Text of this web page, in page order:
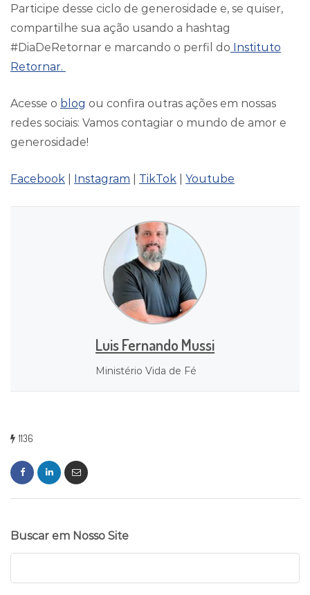
Participe desse ciclo de generosidade e, se quiser,
compartilhe sua ação usando a hashtag
#DiaDeRetornar e marcando o perfil do Instituto
Retornar.
Acesse o blog ou confira outras ações em nossas
redes sociais: Vamos contagiar o mundo de amor e
generosidade!
Facebook Instagram TikTok Youtube
Luis Fernando Mussi
Ministério Vida de Fé
1136
Buscar em Nosso Site